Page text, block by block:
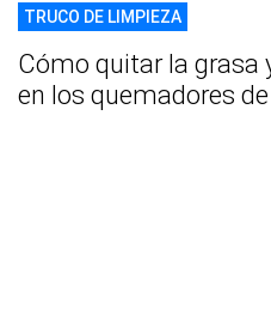
TRUCO DE LIMPIEZA
Cómo quitar la grasa
en los quemadores